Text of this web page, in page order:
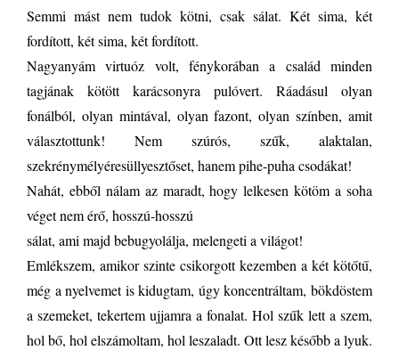
Semmi mást nem tudok kötni, csak sálat. Két sima, két
fordított, két sima, két fordított.
Nagyanyám virtuóz volt, fénykorában a család minden
tagjának kötött karácsonyra pulóvert. Ráadásul olyan
fonálból, olyan mintával, olyan fazont, olyan színben, amit
választottunk! Nem szúrós, szűk, alaktalan,
szekrénymélyéresüllyesztőset, hanem pihe-puha csodákat!
Nahát, ebből nálam az maradt, hogy lelkesen kötöm a soha
véget nem érő, hosszú-hosszú
sálat, ami majd bebugyolálja, melengeti a világot!
Emlékszem, amikor szinte csikorgott kezemben a két kötőtű,
még a nyelvemet is kidugtam, úgy koncentráltam, bökdöstem
a szemeket, tekertem ujjamra a fonalat. Hol szűk lett a szem,
hol bő, hol elszámoltam, hol leszaladt. Ott lesz később a lyuk.